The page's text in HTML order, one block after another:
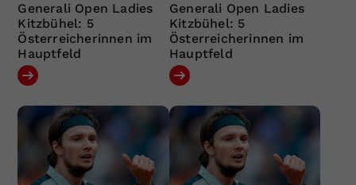
Generali Open Ladies
Kitzbühel: 5
Österreicherinnen im
Hauptfeld
Generali Open Ladies
Kitzbühel: 5
Österreicherinnen im
Hauptfeld